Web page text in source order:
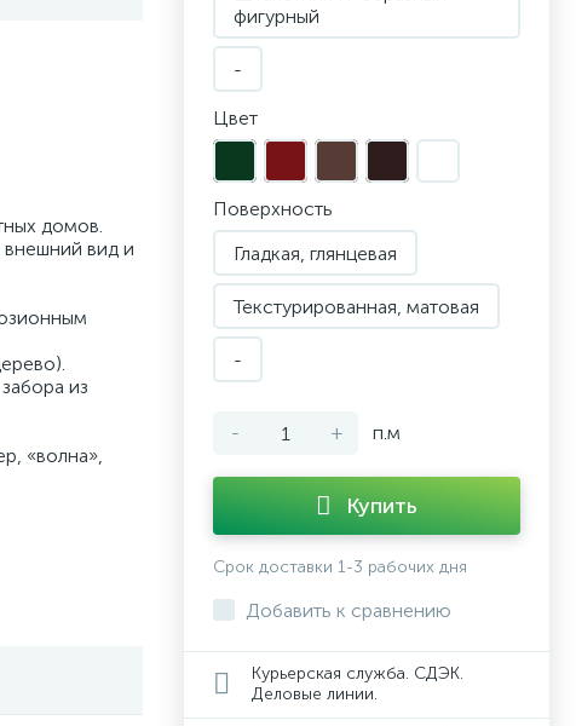
домов.
внешний вид и
из
«волна»,
фигурный
-
Цвет
Поверхность
Гладкая, глянцевая
Текстурированная, матовая
-
- + п.м
Купить
Срок доставки 1-3 рабочих дня
Добавить к сравнению
Курьерская служба. СДЭК.
Деловые линии.